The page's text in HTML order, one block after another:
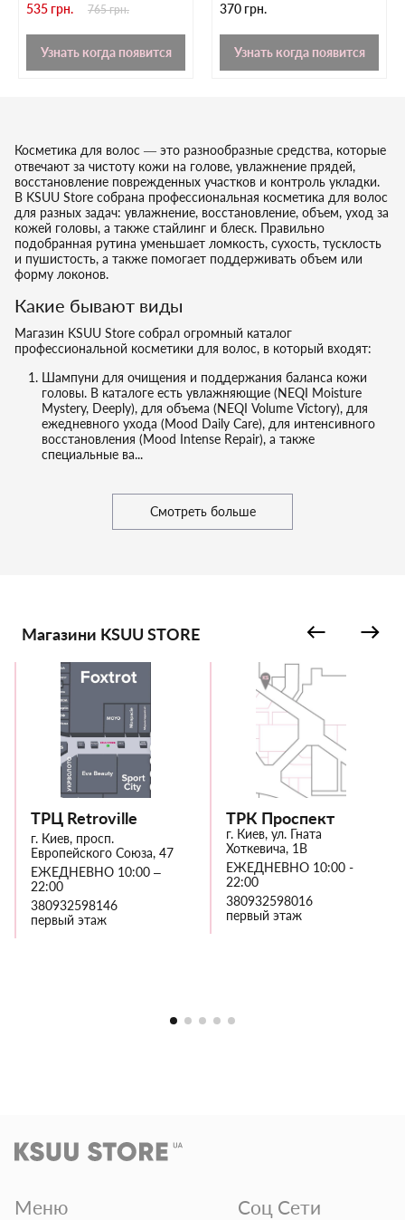
535 грн. 765 грн.
Узнать когда появится
370 грн.
Узнать когда появится
Косметика для волос — это разнообразные средства, которые
отвечают за чистоту кожи на голове, увлажнение прядей,
восстановление поврежденных участков и контроль укладки.
В KSUU Store собрана профессиональная косметика для волос
для разных задач: увлажнение, восстановление, объем, уход за
кожей головы, а также стайлинг и блеск. Правильно
подобранная рутина уменьшает ломкость, сухость, тусклость
и пушистость, а также помогает поддерживать объем или
форму локонов.
Какие бывают виды
Магазин KSUU Store собрал огромный каталог
профессиональной косметики для волос, в который входят:
Шампуни для очищения и поддержания баланса кожи
головы. В каталоге есть увлажняющие (NEQI Moisture
Mystery, Deeply), для объема (NEQI Volume Victory), для
ежедневного ухода (Mood Daily Care), для интенсивного
восстановления (Mood Intense Repair), а также
специальные ва...
Смотреть больше
Магазини KSUU STORE
ТРЦ Retroville
г. Киев, просп.
Европейского Союза, 47
ЕЖЕДНЕВНО 10:00 –
22:00
380932598146
первый этаж
ТРК Проспект
г. Киев, ул. Гната
Хоткевича, 1В
ЕЖЕДНЕВНО 10:00 -
22:00
380932598016
первый этаж
Меню Соц Сети